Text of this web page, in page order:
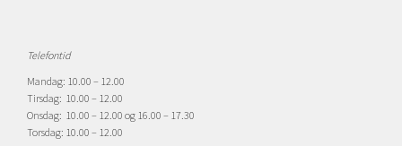
Telefontid
Mandag: 10.00 – 12.00
Tirsdag: 10.00 – 12.00
Onsdag: 10.00 – 12.00 og 16.00 – 17.30
Torsdag: 10.00 – 12.00